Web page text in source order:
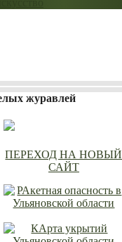
журавлей
ПЕРЕХОД НА НОВЫЙ
САЙТ